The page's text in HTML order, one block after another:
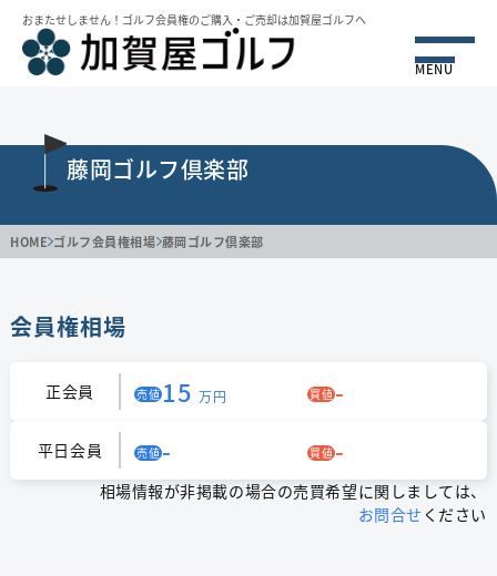
おまたせしません！ゴルフ会員権のご購⼊・ご売却は加賀屋ゴルフへ
MENU
藤岡ゴルフ倶楽部
HOME ゴルフ会員権相場 藤岡ゴルフ倶楽部
会員権相場
正会員 売値 15万円 買値-
平日会員 売値- 買値-
相場情報が非掲載の場合の売買希望に関しましては、
お問合せ ください